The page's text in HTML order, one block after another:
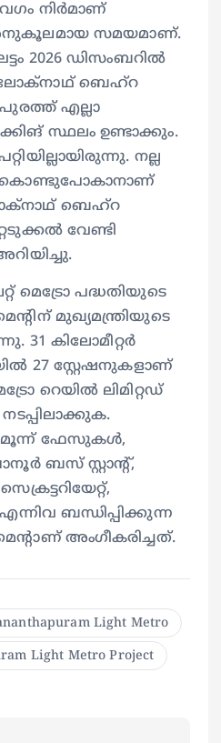
നിര്‍മാണ്
സമയമാണ്.
2026 ഡിസംബറില്‍
ബെഹ്‌റ
എല്ലാ
സ്ഥലം ഉണ്ടാക്കും.
നല്ല
കൊണ്ടുപോകാനാണ്
ബെഹ്‌റ
വേണ്ടി
മെട്രോ പദ്ധതിയുടെ
മുഖ്യമന്ത്രിയുടെ
31 കിലോമീറ്റർ
27 സ്റ്റേഷനുകളാണ്
റെയിൽ ലിമിറ്റഡ്
മൂന്ന് ഫേസുകൾ,
ബസ് സ്റ്റാന്റ്,
ബന്ധിപ്പിക്കുന്ന
അംഗീകരിച്ചത്.
Light Metro
Light Metro Project